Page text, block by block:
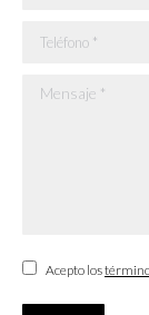
Teléfono *
Mensaje *
Acepto los